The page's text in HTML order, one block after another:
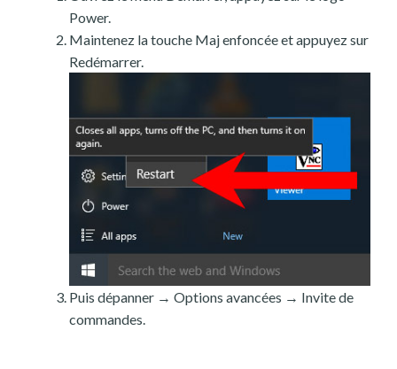
Power.
Maintenez la touche Maj enfoncée et appuyez sur
Redémarrer.
Puis dépanner → Options avancées → Invite de
commandes.